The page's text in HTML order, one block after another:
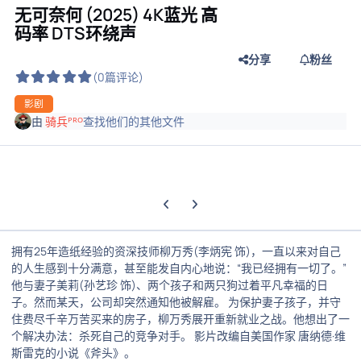
无可奈何 (2025) 4K蓝光 高
码率 DTS环绕声
(0篇评论)
影剧
分享 粉丝
由骑兵ᴾᴿᴼ查找他们的其他文件
上一张轮播幻灯片
下一张轮播幻灯片
拥有25年造纸经验的资深技师柳万秀(李炳宪 饰)，一直以来对自己
的人生感到十分满意，甚至能发自内心地说：“我已经拥有一切了。”
他与妻子美莉(孙艺珍 饰)、两个孩子和两只狗过着平凡幸福的日
子。然而某天，公司却突然通知他被解雇。 为保护妻子孩子，并守
住费尽千辛万苦买来的房子，柳万秀展开重新就业之战。他想出了一
个解决办法：杀死自己的竞争对手。 影片改编自美国作家 唐纳德·维
斯雷克的小说《斧头》。